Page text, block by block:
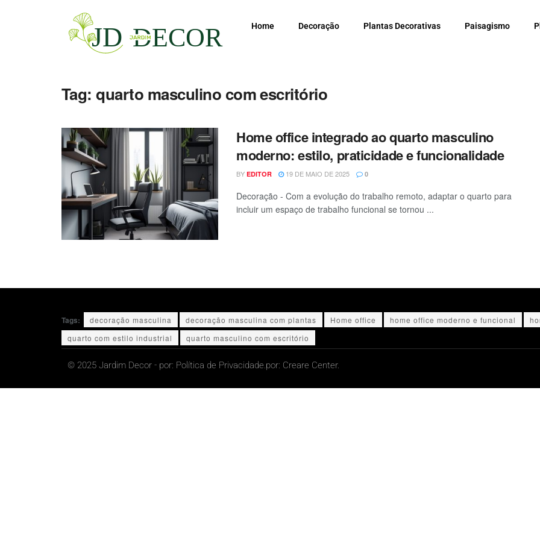
Home Decoração Plantas Decorativas Paisagismo
Tag:quarto masculino com escritório
Home office integrado ao quarto masculino
moderno: estilo, praticidade e funcionalidade
BY EDITOR 19 DE MAIO DE 2025 0
Decoração - Com a evolução do trabalho remoto, adaptar o quarto para
incluir um espaço de trabalho funcional se tornou ...
Tags: decoração masculina decoração masculina com plantas Home office home office moderno e funcional
quarto com estilo industrial
quarto masculino com escritório
© 2025 Jardim Decor - por: Política de Privacidade.por: Creare Center.